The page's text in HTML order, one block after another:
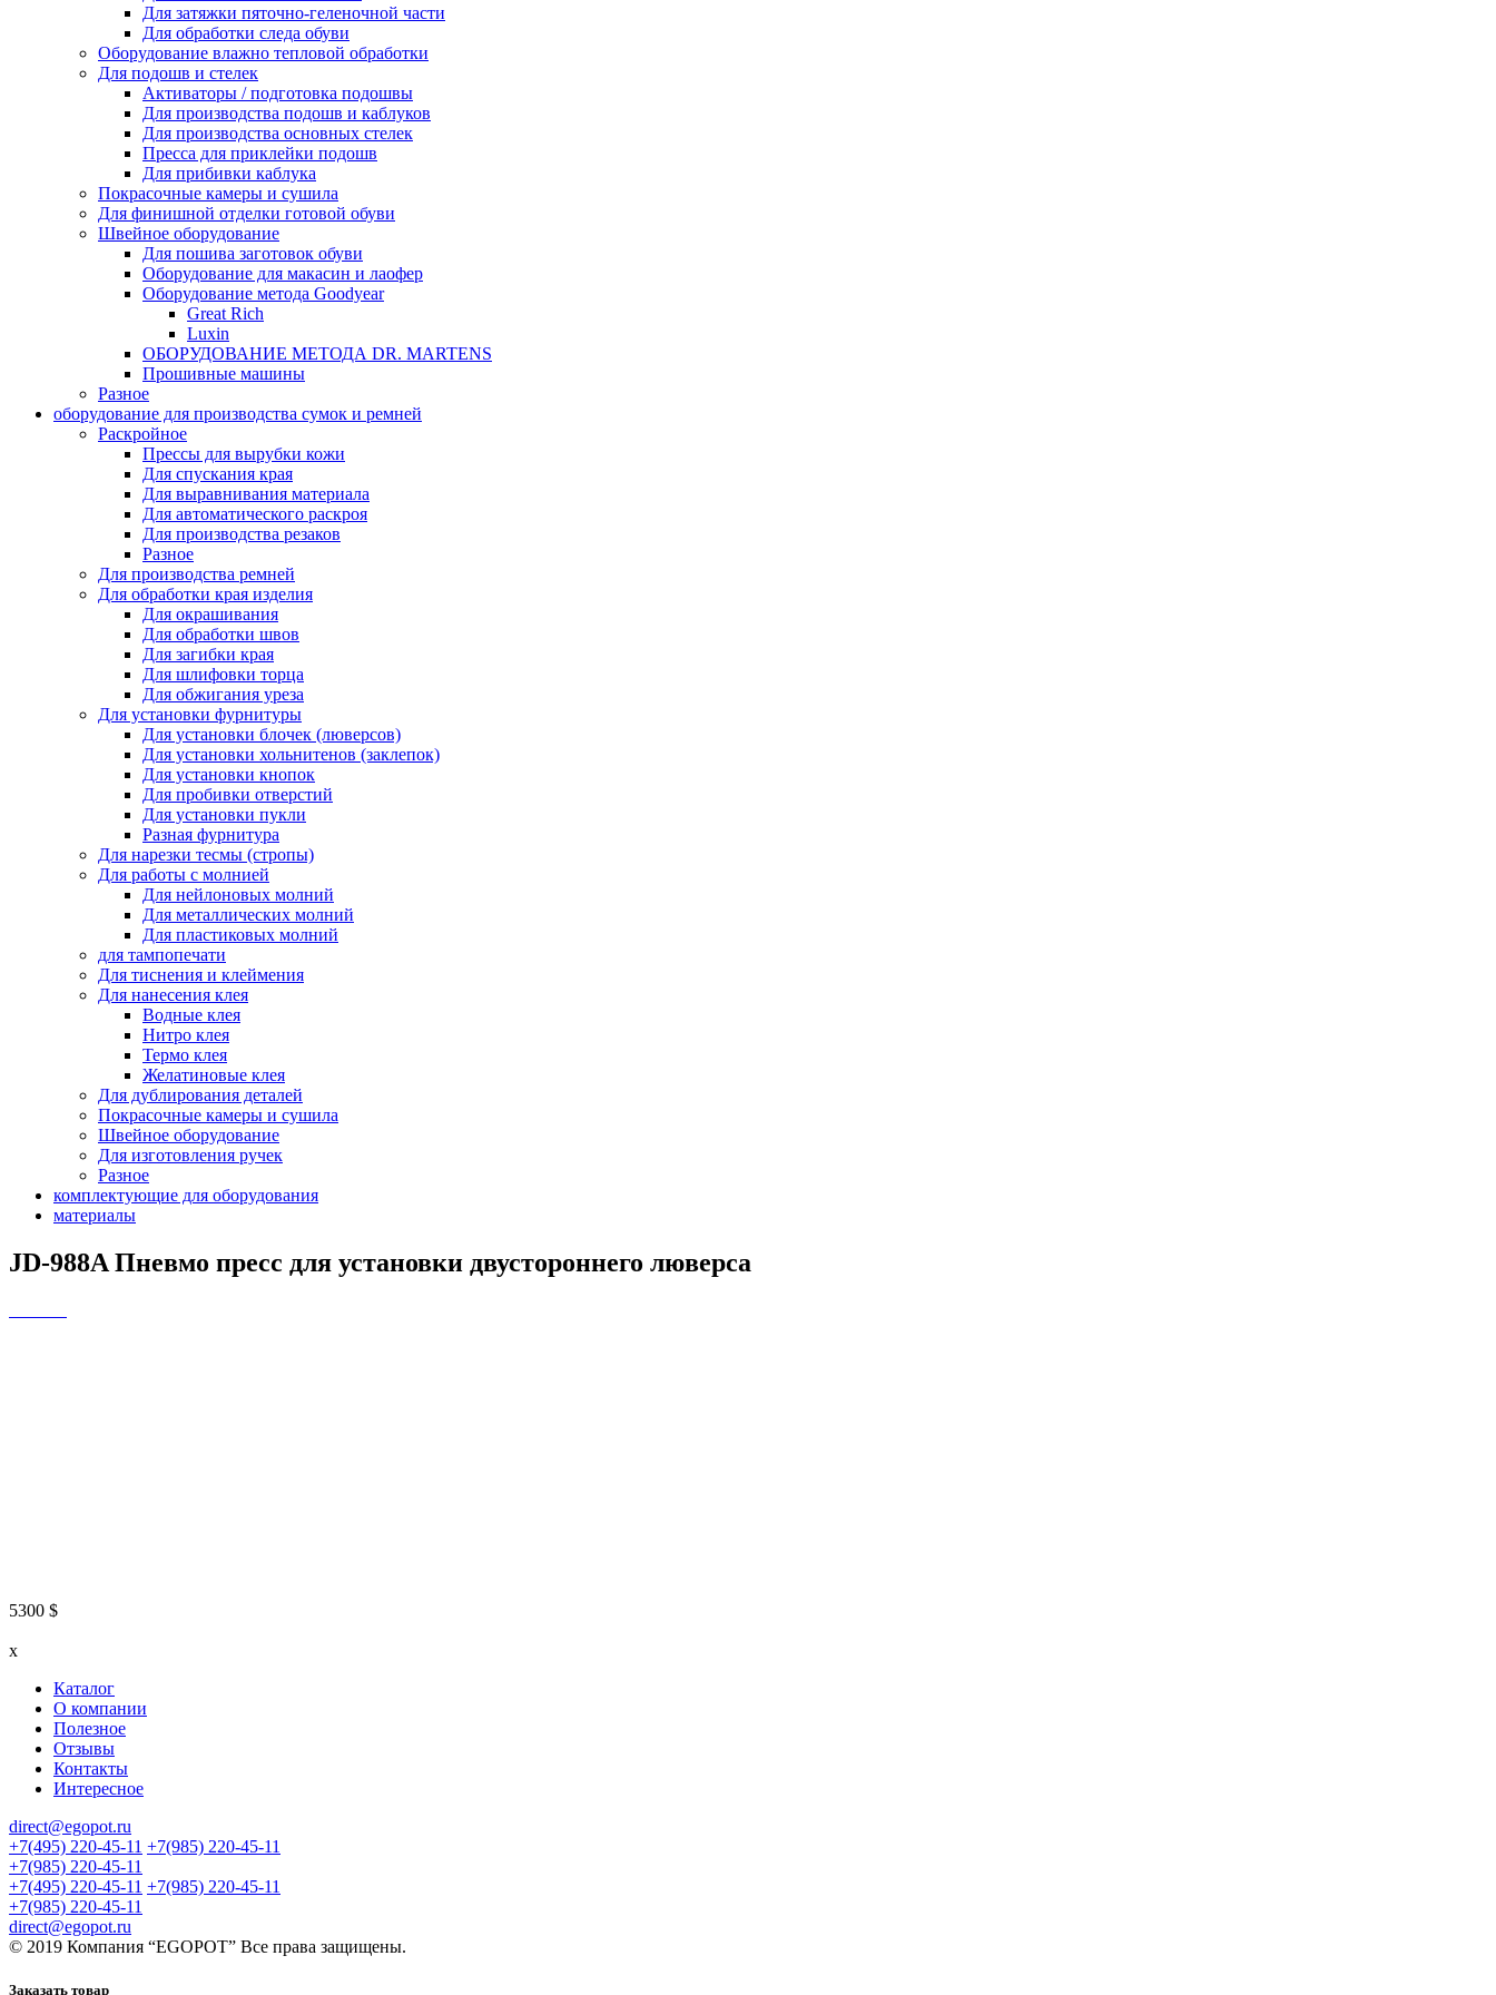
Для затяжки пяточно-геленочной части
Для обработки следа обуви
Оборудование влажно тепловой обработки
Для подошв и стелек
Активаторы / подготовка подошвы
Для производства подошв и каблуков
Для производства основных стелек
Пресса для приклейки подошв
Для прибивки каблука
Покрасочные камеры и сушила
Для финишной отделки готовой обуви
Швейное оборудование
Для пошива заготовок обуви
Оборудование для макасин и лаофер
Оборудование метода Goodyear
Great Rich
Luxin
ОБОРУДОВАНИЕ МЕТОДА DR. MARTENS
Прошивные машины
Разное
оборудование для производства сумок и ремней
Раскройное
Прессы для вырубки кожи
Для спускания края
Для выравнивания материала
Для автоматического раскроя
Для производства резаков
Разное
Для производства ремней
Для обработки края изделия
Для окрашивания
Для обработки швов
Для загибки края
Для шлифовки торца
Для обжигания уреза
Для установки фурнитуры
Для установки блочек (люверсов)
Для установки хольнитенов (заклепок)
Для установки кнопок
Для пробивки отверстий
Для установки пукли
Разная фурнитура
Для нарезки тесмы (стропы)
Для работы с молнией
Для нейлоновых молний
Для металлических молний
Для пластиковых молний
для тампопечати
Для тиснения и клеймения
Для нанесения клея
Водные клея
Нитро клея
Термо клея
Желатиновые клея
Для дублирования деталей
Покрасочные камеры и сушила
Швейное оборудование
Для изготовления ручек
Разное
комплектующие для оборудования
материалы
JD-988A Пневмо пресс для установки двустороннего люверса
5300 $
x
Каталог
О компании
Полезное
Отзывы
Контакты
Интересное
direct@egopot.ru
+7(495) 220-45-11 +7(985) 220-45-11
+7(985) 220-45-11
+7(495) 220-45-11 +7(985) 220-45-11
+7(985) 220-45-11
direct@egopot.ru
© 2019 Компания “EGOPOT” Все права защищены.
Заказать товар